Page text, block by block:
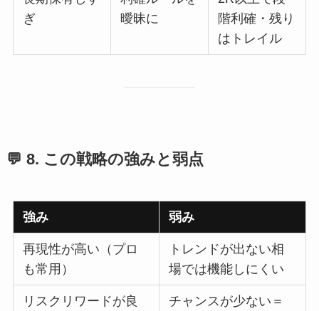
ぎ
曖昧に
階利確・残り
はトレイル
💬 8. この戦略の強みと弱点
強み 弱み
再現性が高い（プロ
も常用）
トレンドが出ない相
場では機能しにくい
リスクリワードが良
チャンスが少ない＝